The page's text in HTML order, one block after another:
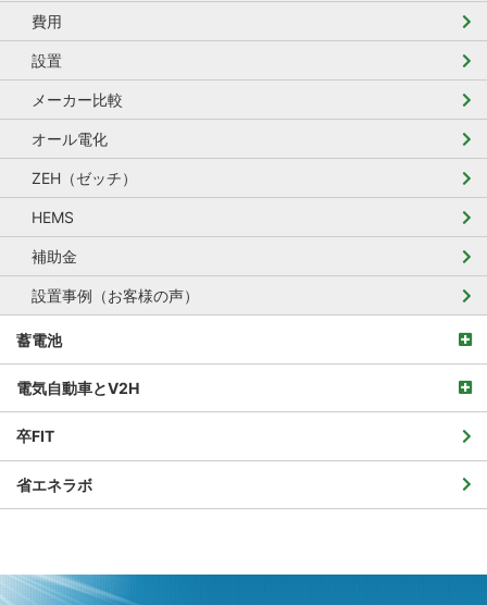
費用
設置
メーカー比較
オール電化
ZEH（ゼッチ）
HEMS
補助金
設置事例（お客様の声）
蓄電池
電気自動車とV2H
卒FIT
省エネラボ